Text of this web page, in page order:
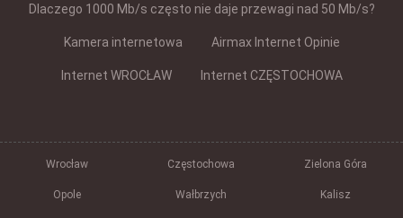
Dlaczego 1000 Mb/s często nie daje przewagi nad 50 Mb/s?
Kamera internetowa Airmax Internet Opinie
Internet WROCŁAW Internet CZĘSTOCHOWA
Wrocław Częstochowa Zielona Góra
Opole Wałbrzych Kalisz